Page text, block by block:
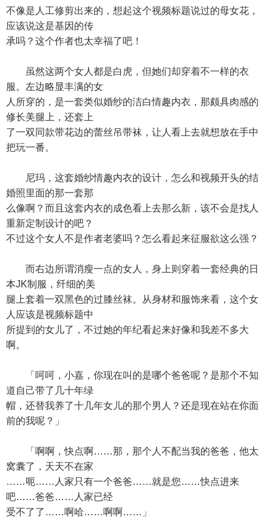
不像是人工修剪出来的，想起这个视频标题说过的母女花，
应该说这是基因的传
承吗？这个作者也太幸福了吧！
虽然这两个女人都是白虎，但她们却穿着不一样的衣
服。左边略显丰满的女
人所穿的，是一套类似婚纱的洁白情趣内衣，那颇具肉感的
修长美腿上，还套上
了一双同款带花边的蕾丝吊带袜，让人看上去就想放在手中
把玩一番。
尼玛，这套婚纱情趣内衣的设计，怎么和视频开头的结
婚照里面的那一套那
么像啊？而且这套内衣的成色看上去那么新，该不会是找人
重新定制设计的吧？
不过这个女人不是作者老婆吗？怎么看起来征服欲这么强？
而右边所谓消瘦一点的女人，身上则穿着一套经典的日
本JK制服，纤细的美
腿上套着一双黑色的过膝丝袜。从身材和服饰来看，这个女
人应该是视频标题中
所提到的女儿了，不过她的年纪看起来好像和我差不多大
啊。
「呵呵，小嘉，你现在叫的是哪个爸爸呢？是那个不知
道自己带了几十年绿
帽，还替我养了十几年女儿的那个男人？还是现在站在你面
前的我呢？」
「啊啊，快点啊……那，那个人不配当我的爸爸，他太
窝囊了，天天不在家
……呃……人家只有一个爸爸……就是您……快点进来
吧……爸爸……人家已经
受不了了……啊哈……啊啊……」